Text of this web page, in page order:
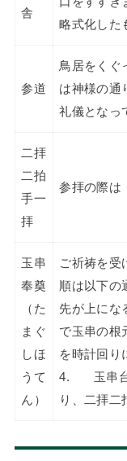
舎
略式化した
参道
鳥居をくぐ
は神様の通
礼儀となっ
二拝
二拍
手一
拝
参拝の際は
玉串
奉奠
（た
まぐ
しほ
うて
ん）
ご祈祷を受
順は以下
先が上に
で玉串の
を時計回り
4. 玉串台
り、二拝二